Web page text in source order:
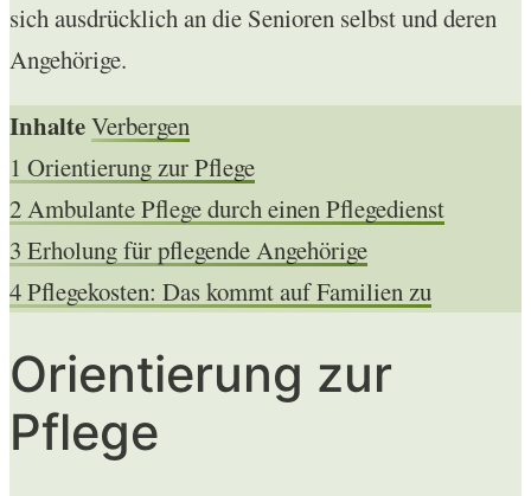
sich ausdrücklich an die Senioren selbst und deren
Angehörige.
InhalteVerbergen
1 Orientierung zur Pflege
2Ambulante Pflege durch einen Pflegedienst
3 Erholung für pflegende Angehörige
4Pflegekosten: Das kommt auf Familien zu
Orientierung zur
Pflege